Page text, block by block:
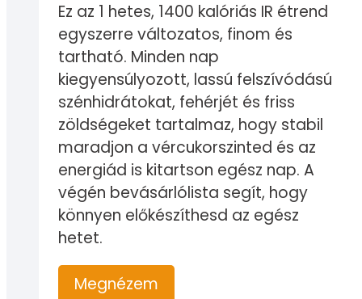
Ez az 1 hetes, 1400 kalóriás IR étrend
egyszerre változatos, finom és
tartható. Minden nap
kiegyensúlyozott, lassú felszívódású
szénhidrátokat, fehérjét és friss
zöldségeket tartalmaz, hogy stabil
maradjon a vércukorszinted és az
energiád is kitartson egész nap. A
végén bevásárlólista segít, hogy
könnyen előkészíthesd az egész
hetet.
Megnézem